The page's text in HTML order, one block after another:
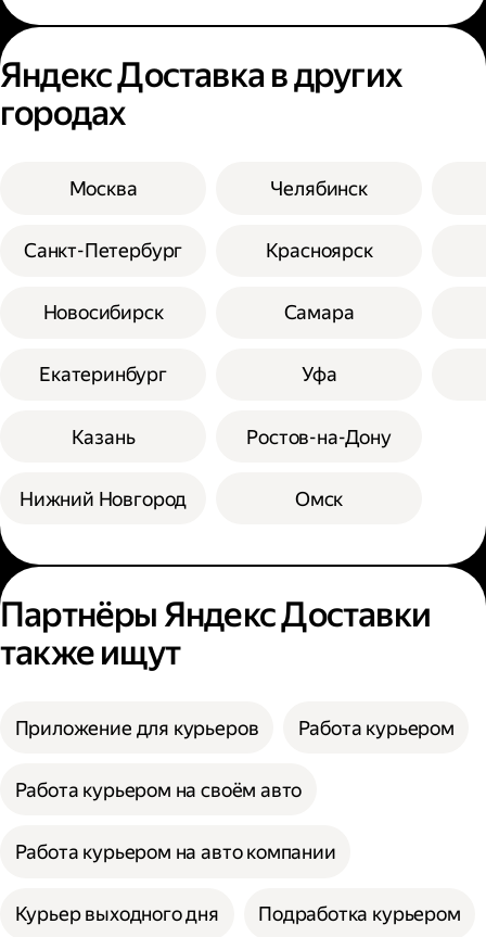
Яндекс Доставка в других
городах
Москва
Санкт-Петербург
Новосибирск
Екатеринбург
Казань
Нижний Новгород
Челябинск
Красноярск
Самара
Уфа
Ростов-на-Дону
Омск
Партнёры Яндекс Доставки
также ищут
Приложение для курьеров Работа курьером
Работа курьером на своём авто
Работа курьером на авто компании
Курьер выходного дня Подработка курьером